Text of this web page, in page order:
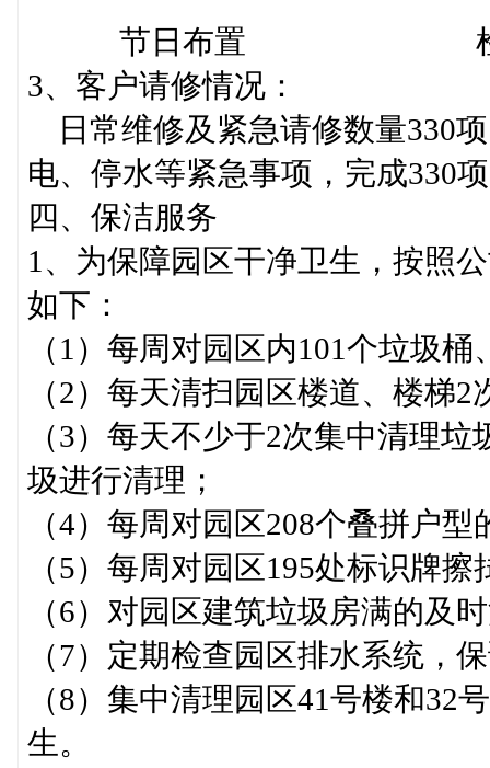
节日布置 检修园
3、客户请修情况：
日常维修及紧急请修数量330
电、停水等紧急事项，完成330
四、保洁服务
1、为保障园区干净卫生，按照
如下：
（1）每周对园区内101个垃圾
（2）每天清扫园区楼道、楼梯2
（3）每天不少于2次集中清理
圾进行清理；
（4）每周对园区208个叠拼户
（5）每周对园区195处标识牌擦
（6）对园区建筑垃圾房满的及
（7）定期检查园区排水系统，
（8）集中清理园区41号楼和32
生。